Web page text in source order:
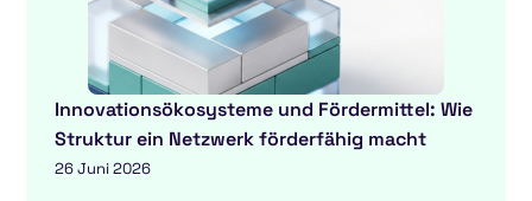
Innovationsökosysteme und Fördermittel: Wie
Struktur ein Netzwerk förderfähig macht
26 Juni 2026